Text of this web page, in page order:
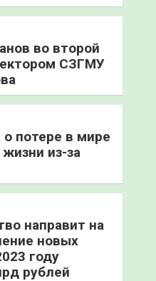
во второй
СЗГМУ
потере в мире
из-за
направит на
новых
году
рублей